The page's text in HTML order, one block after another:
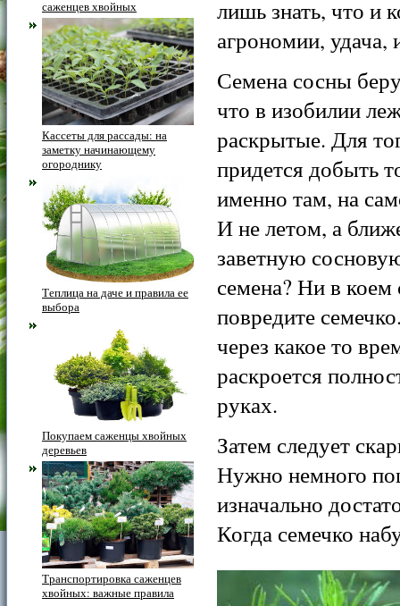
саженцев хвойных
Кассеты для рассады: на
заметку начинающему
огороднику
Теплица на даче и правила ее
выбора
Покупаем саженцы хвойных
деревьев
Транспортировка саженцев
хвойных: важные правила
лишь знать, что и
агрономии, удача,
Семена сосны
что в изобилии
раскрытые. Для
придется добыть
именно там, на
И не летом, а
заветную
семена? Ни в коем
повредите
через какое то
раскроется
руках.
Затем следует
Нужно немного
изначально
Когда семечко